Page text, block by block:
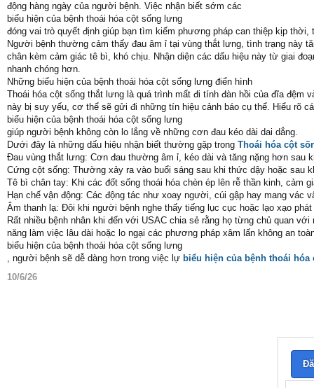
động hàng ngày của người bệnh. Việc nhận biết sớm các
biểu hiện của bệnh thoái hóa cột sống lưng
đóng vai trò quyết định giúp bạn tìm kiếm phương pháp can thiệp kịp
Người bệnh thường cảm thấy đau âm ỉ tại vùng thắt lưng, tình trạng này
chân kèm cảm giác tê bì, khó chịu. Nhận diện các dấu hiệu này từ giai
nhanh chóng hơn.
Những biểu hiện của bệnh thoái hóa cột sống lưng điển hình
Thoái hóa cột sống thắt lưng là quá trình mất đi tính đàn hồi của đĩa
này bị suy yếu, cơ thể sẽ gửi đi những tín hiệu cảnh báo cụ thể. Hiểu rõ
biểu hiện của bệnh thoái hóa cột sống lưng
giúp người bệnh không còn lo lắng về những cơn đau kéo dài dai dẳng.
Dưới đây là những dấu hiệu nhận biết thường gặp trong Thoái hóa cột
Đau vùng thắt lưng: Cơn đau thường âm ỉ, kéo dài và tăng nặng hơn sau
Cứng cột sống: Thường xảy ra vào buổi sáng sau khi thức dậy hoặc sau
Tê bì chân tay: Khi các đốt sống thoái hóa chèn ép lên rễ thần kinh, cảm
Hạn chế vận động: Các động tác như xoay người, cúi gập hay mang vác
Âm thanh lạ: Đôi khi người bệnh nghe thấy tiếng lục cục hoặc lạo xạo
Rất nhiều bệnh nhân khi đến với USAC chia sẻ rằng họ từng chủ quan
năng làm việc lâu dài hoặc lo ngại các phương pháp xâm lấn không an
biểu hiện của bệnh thoái hóa cột sống lưng
, người bệnh sẽ dễ dàng hơn trong việc lự biểu hiện của bệnh thoái
10/6/26